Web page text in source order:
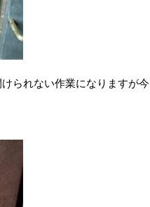
られない作業になりますが